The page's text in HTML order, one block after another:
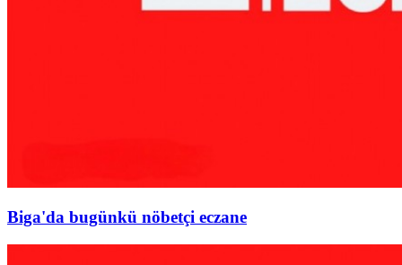
Biga'da bugünkü nöbetçi eczane